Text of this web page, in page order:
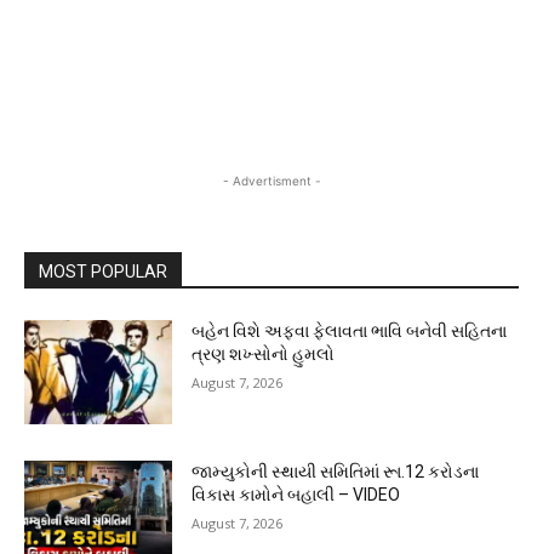
- Advertisment -
MOST POPULAR
બહેન વિશે અફવા ફેલાવતા ભાવિ બનેવી સહિતના
ત્રણ શખ્સોનો હુમલો
August 7, 2026
જામ્યુકોની સ્થાયી સમિતિમાં રૂા.12 કરોડના
વિકાસ કામોને બહાલી – VIDEO
August 7, 2026